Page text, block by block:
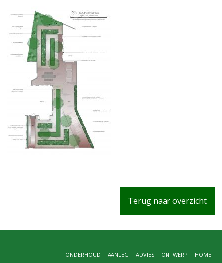
Terug naar overzicht
HOME
ONTWERP
ADVIES
AANLEG
ONDERHOUD